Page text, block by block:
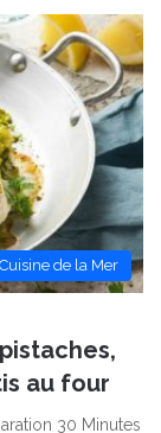
Cuisine de la Mer
au four
30 Minutes